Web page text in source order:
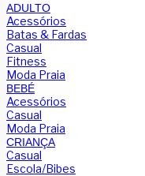
ADULTO
Acessórios
Batas & Fardas
Casual
Fitness
Moda Praia
BEBÉ
Acessórios
Casual
Moda Praia
CRIANÇA
Casual
Escola/Bibes